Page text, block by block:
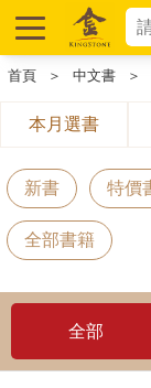
首頁 ＞ 中文書 ＞
本月選書
新書 特價
全部書籍
全部